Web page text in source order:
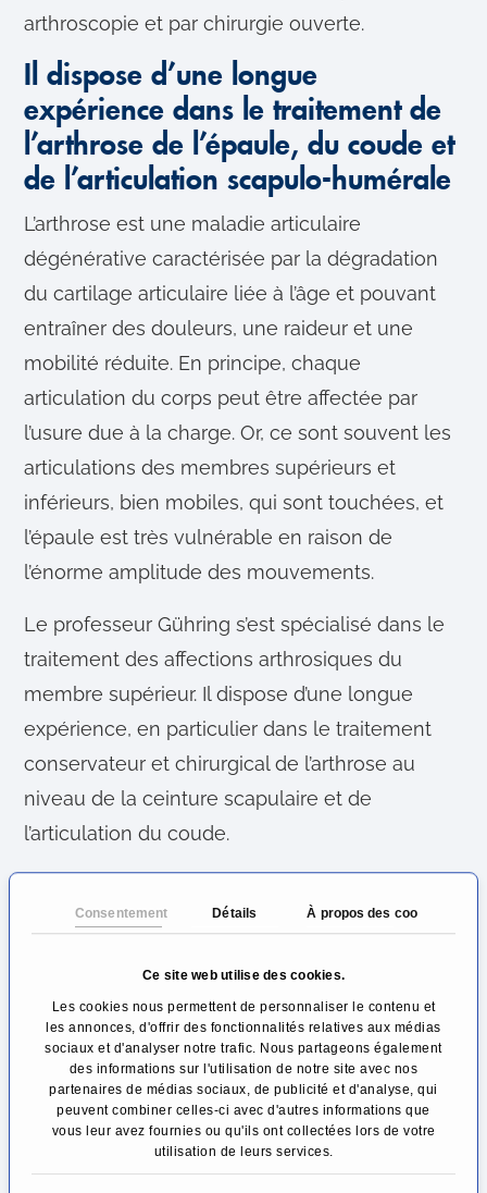
Consentement Détails À propos des cookies
Ce site web utilise des cookies.
Les cookies nous permettent de personnaliser le contenu et
les annonces, d'offrir des fonctionnalités relatives aux médias
sociaux et d'analyser notre trafic. Nous partageons également
des informations sur l'utilisation de notre site avec nos
partenaires de médias sociaux, de publicité et d'analyse, qui
peuvent combiner celles-ci avec d'autres informations que
vous leur avez fournies ou qu'ils ont collectées lors de votre
utilisation de leurs services.
arthroscopie et par chirurgie ouverte.
Il dispose d’une longue
expérience dans le traitement de
l’arthrose de l’épaule, du coude et
de l’articulation scapulo-humérale
L’arthrose est une maladie articulaire
dégénérative caractérisée par la dégradation
du cartilage articulaire liée à l’âge et pouvant
entraîner des douleurs, une raideur et une
mobilité réduite. En principe, chaque
articulation du corps peut être affectée par
l’usure due à la charge. Or, ce sont souvent les
articulations des membres supérieurs et
inférieurs, bien mobiles, qui sont touchées, et
l’épaule est très vulnérable en raison de
l’énorme amplitude des mouvements.
Le professeur Gühring s’est spécialisé dans le
traitement des affections arthrosiques du
membre supérieur. Il dispose d’une longue
expérience, en particulier dans le traitement
conservateur et chirurgical de l’arthrose au
niveau de la ceinture scapulaire et de
l’articulation du coude.
possibilités de traitement conservateur,
directement dans l’espace articulaire. Pour les
injections, il recommande surtout une thérapie
par le sang autologue (ACP) ou l’acide
hyaluronique, et dans certains cas, il peut